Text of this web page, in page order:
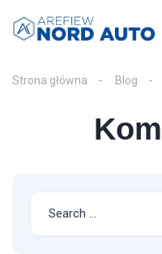
Strona główna Blog